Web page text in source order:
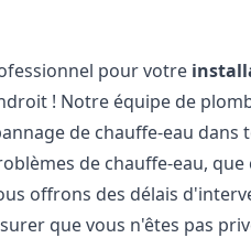
pour votre
! Notre équipe de
de chauffe-eau dans
de chauffe-eau,
offrons des délais
que vous n'êtes pas